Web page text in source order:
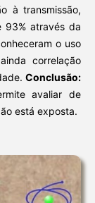
à transmissão,
93% através da
o uso
correlação
Conclusão:
avaliar de
está exposta.